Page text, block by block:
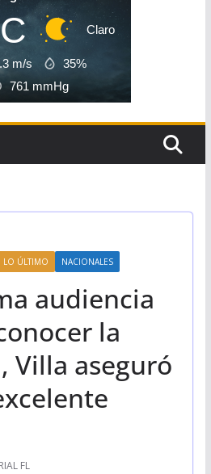
Claro
m/s
35%
761 mmHg
LO ÚLTIMO NACIONALES
audiencia
la
Villa aseguró
FL